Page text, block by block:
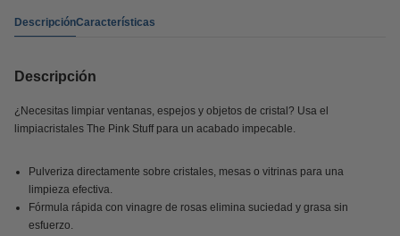
DescripciónCaracterísticas
Descripción
¿Necesitas limpiar ventanas, espejos y objetos de cristal? Usa el
limpiacristales The Pink Stuff para un acabado impecable.
Pulveriza directamente sobre cristales, mesas o vitrinas para una
limpieza efectiva.
Fórmula rápida con vinagre de rosas elimina suciedad y grasa sin
esfuerzo.